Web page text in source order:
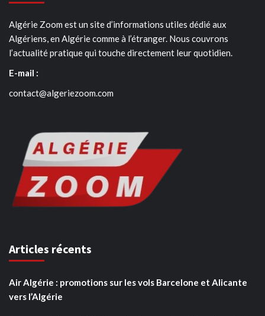
Algérie Zoom est un site d’informations utiles dédié aux
Algériens, en Algérie comme à l’étranger. Nous couvrons
l’actualité pratique qui touche directement leur quotidien.
E-mail :
contact@algeriezoom.com
Articles récents
Air Algérie : promotions sur les vols Barcelone et Alicante
vers l’Algérie